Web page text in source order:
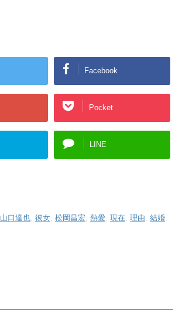
Facebook
Pocket
LINE
山口達也 彼女 松岡昌宏 熱愛 現在 理由 結婚